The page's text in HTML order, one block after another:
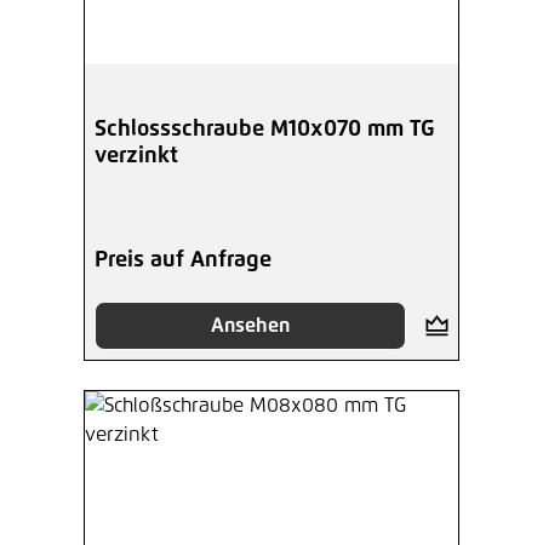
Schlossschraube M10x070 mm TG
verzinkt
Preis auf Anfrage
Ansehen